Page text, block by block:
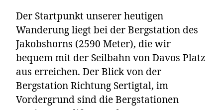
Der Startpunkt unserer heutigen
Wanderung liegt bei der Bergstation des
Jakobshorns (2590 Meter), die wir
bequem mit der Seilbahn von Davos Platz
aus erreichen. Der Blick von der
Bergstation Richtung Sertigtal, im
Vordergrund sind die Bergstationen